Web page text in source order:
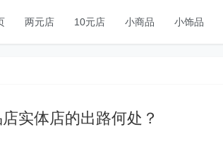
两元店 10元店 小商品 小饰品
实体店的出路何处？